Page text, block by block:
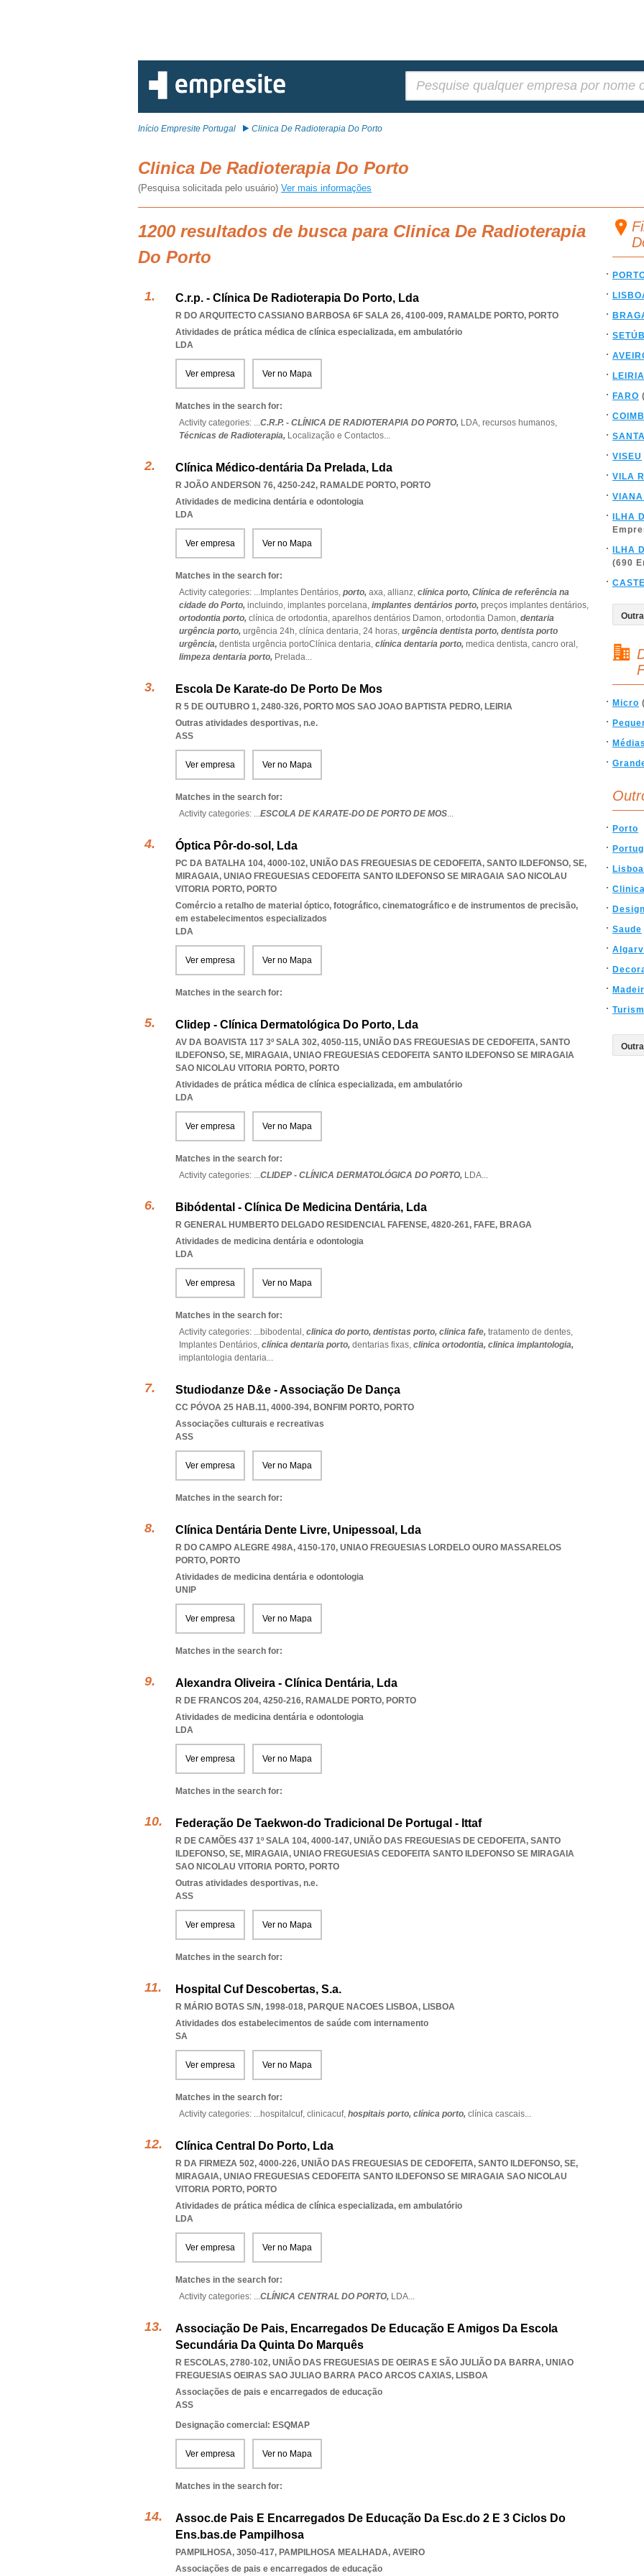
Início Empresite Portugal Clinica De Radioterapia Do Porto
Clinica De Radioterapia Do Porto
(Pesquisa solicitada pelo usuário) Ver mais informações
1200 resultados de busca para Clinica De Radioterapia
Do Porto
C.r.p. - Clínica De Radioterapia Do Porto, Lda
R DO ARQUITECTO CASSIANO BARBOSA 6F SALA 26, 4100-009, RAMALDE PORTO, PORTO
Atividades de prática médica de clínica especializada, em ambulatório
LDA
Ver empresa Ver no Mapa
Matches in the search for:
Activity categories: ...C.R.P. - CLÍNICA DE RADIOTERAPIA DO PORTO, LDA, recursos humanos,
Técnicas de Radioterapia, Localização e Contactos...
Clínica Médico-dentária Da Prelada, Lda
R JOÃO ANDERSON 76, 4250-242, RAMALDE PORTO, PORTO
Atividades de medicina dentária e odontologia
LDA
Ver empresa Ver no Mapa
Matches in the search for:
Activity categories: ... Implantes Dentários, porto, axa, allianz, clínica porto, Clínica de referência na
cidade do Porto, incluindo, implantes porcelana, implantes dentários porto, preços implantes dentários,
ortodontia porto, clínica de ortodontia, aparelhos dentários Damon, ortodontia Damon, dentaria
urgência porto, urgência 24h, clínica dentaria, 24 horas, urgência dentista porto, dentista porto
urgência, dentista urgência portoClínica dentaria, clínica dentaria porto, medica dentista, cancro oral,
limpeza dentaria porto, Prelada...
Escola De Karate-do De Porto De Mos
R 5 DE OUTUBRO 1, 2480-326, PORTO MOS SAO JOAO BAPTISTA PEDRO, LEIRIA
Outras atividades desportivas, n.e.
ASS
Ver empresa Ver no Mapa
Matches in the search for:
Activity categories: ...ESCOLA DE KARATE-DO DE PORTO DE MOS...
Óptica Pôr-do-sol, Lda
PC DA BATALHA 104, 4000-102, UNIÃO DAS FREGUESIAS DE CEDOFEITA, SANTO ILDEFONSO, SE,
MIRAGAIA, UNIAO FREGUESIAS CEDOFEITA SANTO ILDEFONSO SE MIRAGAIA SAO NICOLAU
VITORIA PORTO, PORTO
Comércio a retalho de material óptico, fotográfico, cinematográfico e de instrumentos de precisão,
em estabelecimentos especializados
LDA
Ver empresa Ver no Mapa
Matches in the search for:
Clidep - Clínica Dermatológica Do Porto, Lda
AV DA BOAVISTA 117 3º SALA 302, 4050-115, UNIÃO DAS FREGUESIAS DE CEDOFEITA, SANTO
ILDEFONSO, SE, MIRAGAIA, UNIAO FREGUESIAS CEDOFEITA SANTO ILDEFONSO SE MIRAGAIA
SAO NICOLAU VITORIA PORTO, PORTO
Atividades de prática médica de clínica especializada, em ambulatório
LDA
Ver empresa Ver no Mapa
Matches in the search for:
Activity categories: ...CLIDEP - CLÍNICA DERMATOLÓGICA DO PORTO, LDA...
Bibódental - Clínica De Medicina Dentária, Lda
R GENERAL HUMBERTO DELGADO RESIDENCIAL FAFENSE, 4820-261, FAFE, BRAGA
Atividades de medicina dentária e odontologia
LDA
Ver empresa Ver no Mapa
Matches in the search for:
Activity categories: ...bibodental, clinica do porto, dentistas porto, clinica fafe, tratamento de dentes,
Implantes Dentários, clínica dentaria porto, dentarias fixas, clinica ortodontia, clinica implantologia,
implantologia dentaria...
Studiodanze D&e - Associação De Dança
CC PÓVOA 25 HAB.11, 4000-394, BONFIM PORTO, PORTO
Associações culturais e recreativas
ASS
Ver empresa Ver no Mapa
Matches in the search for:
Clínica Dentária Dente Livre, Unipessoal, Lda
R DO CAMPO ALEGRE 498A, 4150-170, UNIAO FREGUESIAS LORDELO OURO MASSARELOS
PORTO, PORTO
Atividades de medicina dentária e odontologia
UNIP
Ver empresa Ver no Mapa
Matches in the search for:
Alexandra Oliveira - Clínica Dentária, Lda
R DE FRANCOS 204, 4250-216, RAMALDE PORTO, PORTO
Atividades de medicina dentária e odontologia
LDA
Ver empresa Ver no Mapa
Matches in the search for:
Federação De Taekwon-do Tradicional De Portugal - Ittaf
R DE CAMÕES 437 1º SALA 104, 4000-147, UNIÃO DAS FREGUESIAS DE CEDOFEITA, SANTO
ILDEFONSO, SE, MIRAGAIA, UNIAO FREGUESIAS CEDOFEITA SANTO ILDEFONSO SE MIRAGAIA
SAO NICOLAU VITORIA PORTO, PORTO
Outras atividades desportivas, n.e.
ASS
Ver empresa Ver no Mapa
Matches in the search for:
Hospital Cuf Descobertas, S.a.
R MÁRIO BOTAS S/N, 1998-018, PARQUE NACOES LISBOA, LISBOA
Atividades dos estabelecimentos de saúde com internamento
SA
Ver empresa Ver no Mapa
Matches in the search for:
Activity categories: ...hospitalcuf, clinicacuf, hospitais porto, clínica porto, clínica cascais...
Clínica Central Do Porto, Lda
R DA FIRMEZA 502, 4000-226, UNIÃO DAS FREGUESIAS DE CEDOFEITA, SANTO ILDEFONSO, SE,
MIRAGAIA, UNIAO FREGUESIAS CEDOFEITA SANTO ILDEFONSO SE MIRAGAIA SAO NICOLAU
VITORIA PORTO, PORTO
Atividades de prática médica de clínica especializada, em ambulatório
LDA
Ver empresa Ver no Mapa
Matches in the search for:
Activity categories: ...CLÍNICA CENTRAL DO PORTO, LDA...
Associação De Pais, Encarregados De Educação E Amigos Da Escola
Secundária Da Quinta Do Marquês
R ESCOLAS, 2780-102, UNIÃO DAS FREGUESIAS DE OEIRAS E SÃO JULIÃO DA BARRA, UNIAO
FREGUESIAS OEIRAS SAO JULIAO BARRA PACO ARCOS CAXIAS, LISBOA
Associações de pais e encarregados de educação
ASS
Designação comercial: ESQMAP
Ver empresa Ver no Mapa
Matches in the search for:
Assoc.de Pais E Encarregados De Educação Da Esc.do 2 E 3 Ciclos Do
Ens.bas.de Pampilhosa
PAMPILHOSA, 3050-417, PAMPILHOSA MEALHADA, AVEIRO
Associações de pais e encarregados de educação
LEIRIA
FARO
VISEU
VILA
ILHA
ILHA
(690
Micro
Médias
Porto
Lisboa
Clinica
Design
Saude